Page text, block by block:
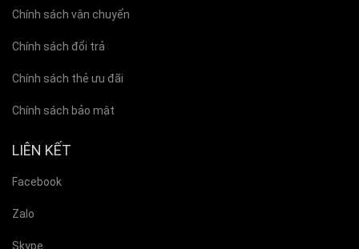
Chính sách vận chuyển
Chính sách đổi trả
Chính sách thẻ ưu đãi
Chính sách bảo mật
LIÊN KẾT
Facebook
Zalo
Skype